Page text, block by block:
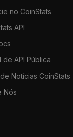
no CoinStats
API
de API Pública
Notícias CoinStats
Nós